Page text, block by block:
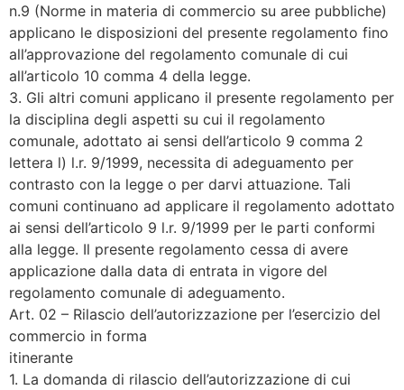
n.9 (Norme in materia di commercio su aree pubbliche)
applicano le disposizioni del presente regolamento fino
all’approvazione del regolamento comunale di cui
all’articolo 10 comma 4 della legge.
3. Gli altri comuni applicano il presente regolamento per
la disciplina degli aspetti su cui il regolamento
comunale, adottato ai sensi dell’articolo 9 comma 2
lettera l) l.r. 9/1999, necessita di adeguamento per
contrasto con la legge o per darvi attuazione. Tali
comuni continuano ad applicare il regolamento adottato
ai sensi dell’articolo 9 l.r. 9/1999 per le parti conformi
alla legge. Il presente regolamento cessa di avere
applicazione dalla data di entrata in vigore del
regolamento comunale di adeguamento.
Art. 02 – Rilascio dell’autorizzazione per l’esercizio del
commercio in forma
itinerante
1. La domanda di rilascio dell’autorizzazione di cui